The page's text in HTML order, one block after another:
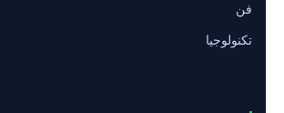
فن
تكنولوجيا